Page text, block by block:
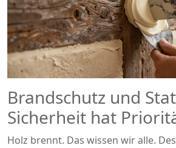
Brandschutz und
Sicherheit hat
Holz brennt. Das wissen wir alle.